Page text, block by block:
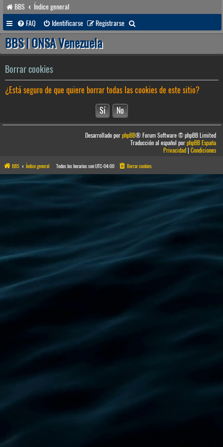
BBS
Índice general
FAQ
Identificarse Registrarse
u
a
r
BBS | ONSA Venezuela
Borrar cookies
¿Está seguro de que quiere borrar todas las cookies de este sitio?
Desarrollado porphpBB® Forum Software © phpBB Limited
Traducción al español porphpBB España
Privacidad|Condiciones
BBS Índice general Todos los horarios sonUTC-04:00 Borrar cookies